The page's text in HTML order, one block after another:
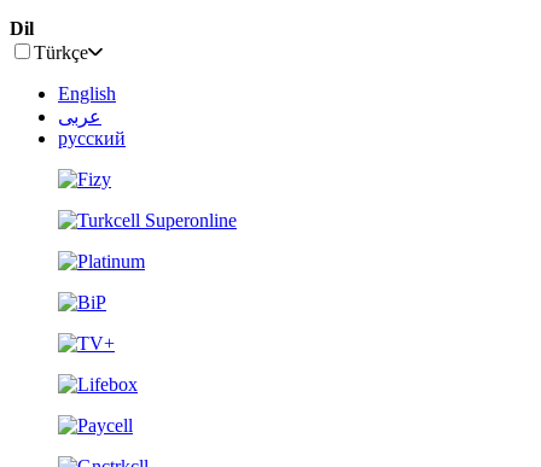
Dil
Türkçe
English
عربى
русский